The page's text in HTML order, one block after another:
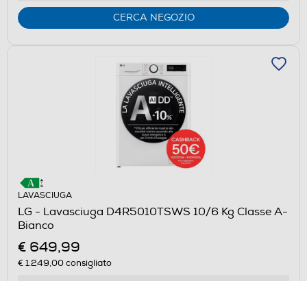
CERCA NEGOZIO
LAVASCIUGA
LG - Lavasciuga D4R5010TSWS 10/6 Kg Classe A-
Bianco
€ 649,99
€ 1.249,00consigliato